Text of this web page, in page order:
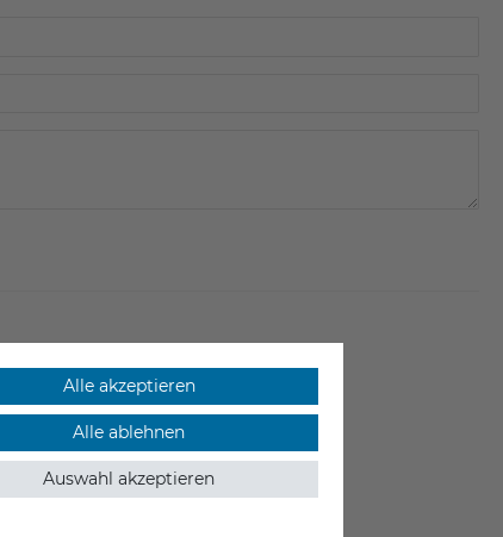
Alle akzeptieren
Alle ablehnen
Auswahl akzeptieren